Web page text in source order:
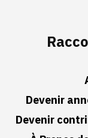
Devenir
Devenir